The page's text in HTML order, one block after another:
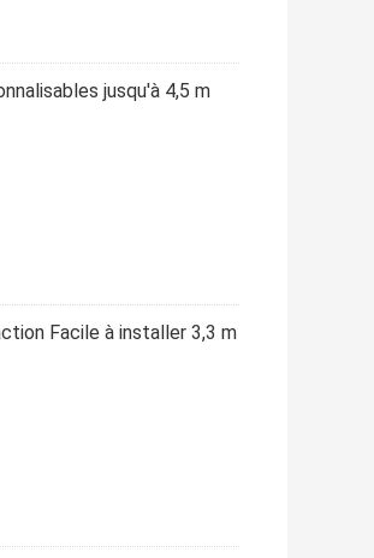
jusqu'à 4,5 m
Facile à installer 3,3 m